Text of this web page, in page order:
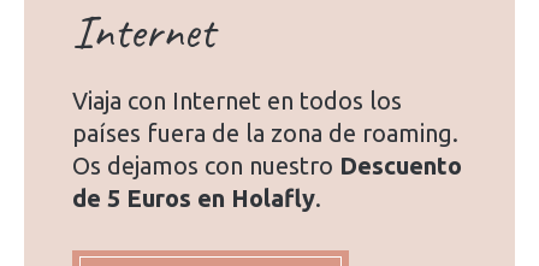
Internet
Viaja con Internet en todos los
países fuera de la zona de roaming.
Os dejamos con nuestro Descuento
de 5 Euros en Holafly.